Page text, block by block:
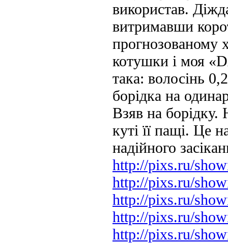
використав.
витримавши
прогнозованому
котушки і моя
така: волосінь
борідка на
Взяв на борідку.
куті її пащі. Це
надійного
http://pixs.ru/
http://pixs.ru/
http://pixs.ru/
http://pixs.ru/
http://pixs.ru/